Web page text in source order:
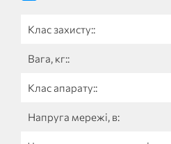
Клас захисту::
Вага, кг::
Клас апарату::
Напруга мережі, в: